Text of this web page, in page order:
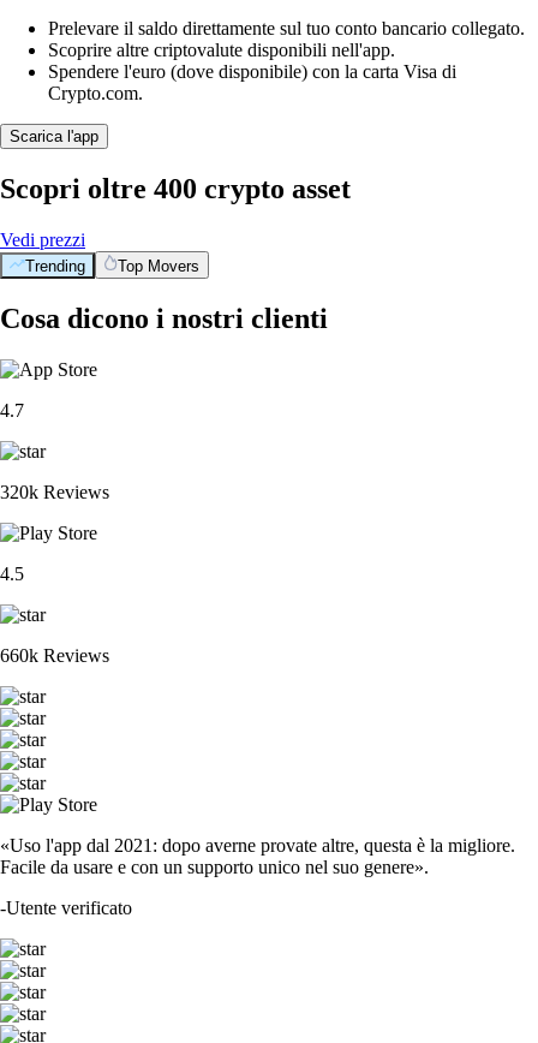
Prelevare il saldo direttamente sul tuo conto bancario collegato.
Scoprire altre criptovalute disponibili nell'app.
Spendere l'euro (dove disponibile) con la carta Visa di
Crypto.com.
Scarica l'app
Scopri oltre 400 crypto asset
Vedi prezzi
Trending Top Movers
Cosa dicono i nostri clienti
4.7
320k Reviews
4.5
660k Reviews
«Uso l'app dal 2021: dopo averne provate altre, questa è la migliore.
Facile da usare e con un supporto unico nel suo genere».
-Utente verificato